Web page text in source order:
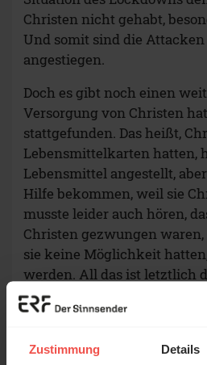
Zustimmung Details
Christen nicht gehabt,
Und somit sind die
angestiegen.
Doch es gibt noch einen
Versorgung von Christen
stattgefunden. Das heißt,
Lebensmittelkarten hatten,
Lebensmittel angestellt,
Hilfe bekommen, weil sie
musste leider auch hören,
Christen gezwungen waren,
sie keine Möglichkeit
werden. All das ist letztlich
nochmal deutlich verstärkt
wurden sogar beschuldigt,